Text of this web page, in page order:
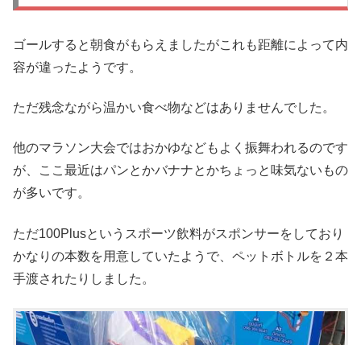
ゴールすると朝食がもらえましたがこれも距離によって内
容が違ったようです。
ただ残念ながら温かい食べ物などはありませんでした。
他のマラソン大会ではおかゆなどもよく振舞われるのです
が、ここ最近はパンとかバナナとかちょっと味気ないもの
が多いです。
ただ100Plusというスポーツ飲料がスポンサーをしており
かなりの本数を用意していたようで、ペットボトルを２本
手渡されたりしました。